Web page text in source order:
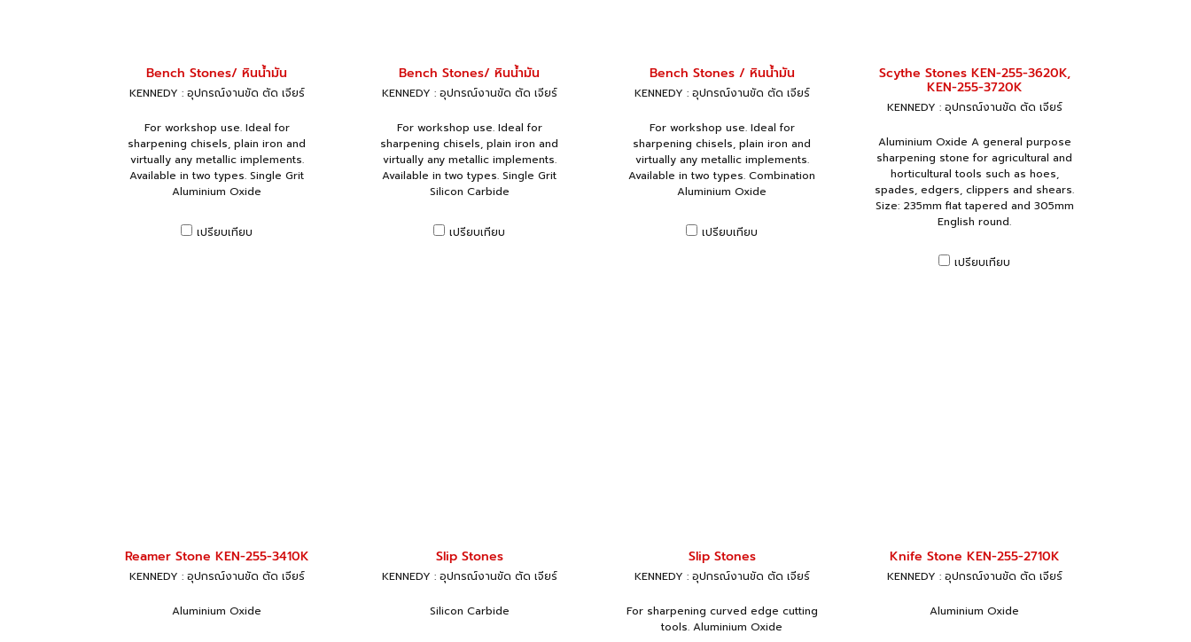
Bench Stones/ หินน้ำมัน
KENNEDY : อุปกรณ์งานขัด ตัด เจียร์
For workshop use. Ideal for
sharpening chisels, plain iron and
virtually any metallic implements.
Available in two types. Single Grit
Aluminium Oxide
เปรียบเทียบ
Bench Stones/ หินน้ำมัน
KENNEDY : อุปกรณ์งานขัด ตัด เจียร์
For workshop use. Ideal for
sharpening chisels, plain iron and
virtually any metallic implements.
Available in two types. Single Grit
Silicon Carbide
เปรียบเทียบ
Bench Stones / หินน้ำมัน
KENNEDY : อุปกรณ์งานขัด ตัด เจียร์
For workshop use. Ideal for
sharpening chisels, plain iron and
virtually any metallic implements.
Available in two types. Combination
Aluminium Oxide
เปรียบเทียบ
Scythe Stones KEN-255-3620K,
KEN-255-3720K
KENNEDY : อุปกรณ์งานขัด ตัด เจียร์
Aluminium Oxide A general purpose
sharpening stone for agricultural and
horticultural tools such as hoes,
spades, edgers, clippers and shears.
Size: 235mm flat tapered and 305mm
English round.
เปรียบเทียบ
Reamer Stone KEN-255-3410K
KENNEDY : อุปกรณ์งานขัด ตัด เจียร์
Aluminium Oxide
Slip Stones
KENNEDY : อุปกรณ์งานขัด ตัด เจียร์
Silicon Carbide
Slip Stones
KENNEDY : อุปกรณ์งานขัด ตัด เจียร์
For sharpening curved edge cutting
tools. Aluminium Oxide
Knife Stone KEN-255-2710K
KENNEDY : อุปกรณ์งานขัด ตัด เจียร์
Aluminium Oxide